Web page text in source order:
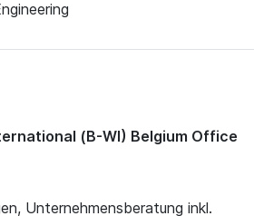
(B-WI) Belgium Office
Unternehmensberatung inkl.